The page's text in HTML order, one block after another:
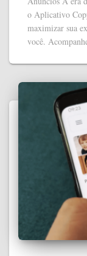
o Aplicativo
maximizar sua
você.